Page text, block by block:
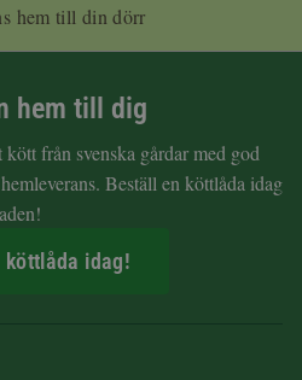
hem till din dörr
hem till dig
från svenska gårdar med god
Beställ en köttlåda idag
köttlåda idag!